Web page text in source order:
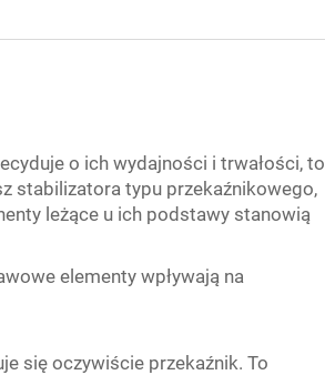
o ich wydajności i trwałości, to
stabilizatora typu przekaźnikowego,
leżące u ich podstawy stanowią
elementy wpływają na
się oczywiście przekaźnik. To